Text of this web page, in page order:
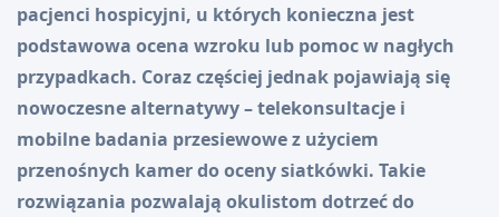
pacjenci hospicyjni, u których konieczna jest
podstawowa ocena wzroku lub pomoc w nagłych
przypadkach. Coraz częściej jednak pojawiają się
nowoczesne alternatywy – telekonsultacje i
mobilne badania przesiewowe z użyciem
przenośnych kamer do oceny siatkówki. Takie
rozwiązania pozwalają okulistom dotrzeć do